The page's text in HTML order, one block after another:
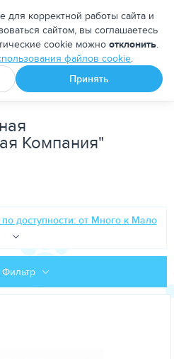
Москва
От блох и клещей
исследовательская
Компания"
Фильтр
доступности: от Много к Мало
корректной работы сайта и
сайтом, вы соглашаетесь
cookie можноотклонить.
файлов cookie.
Принять